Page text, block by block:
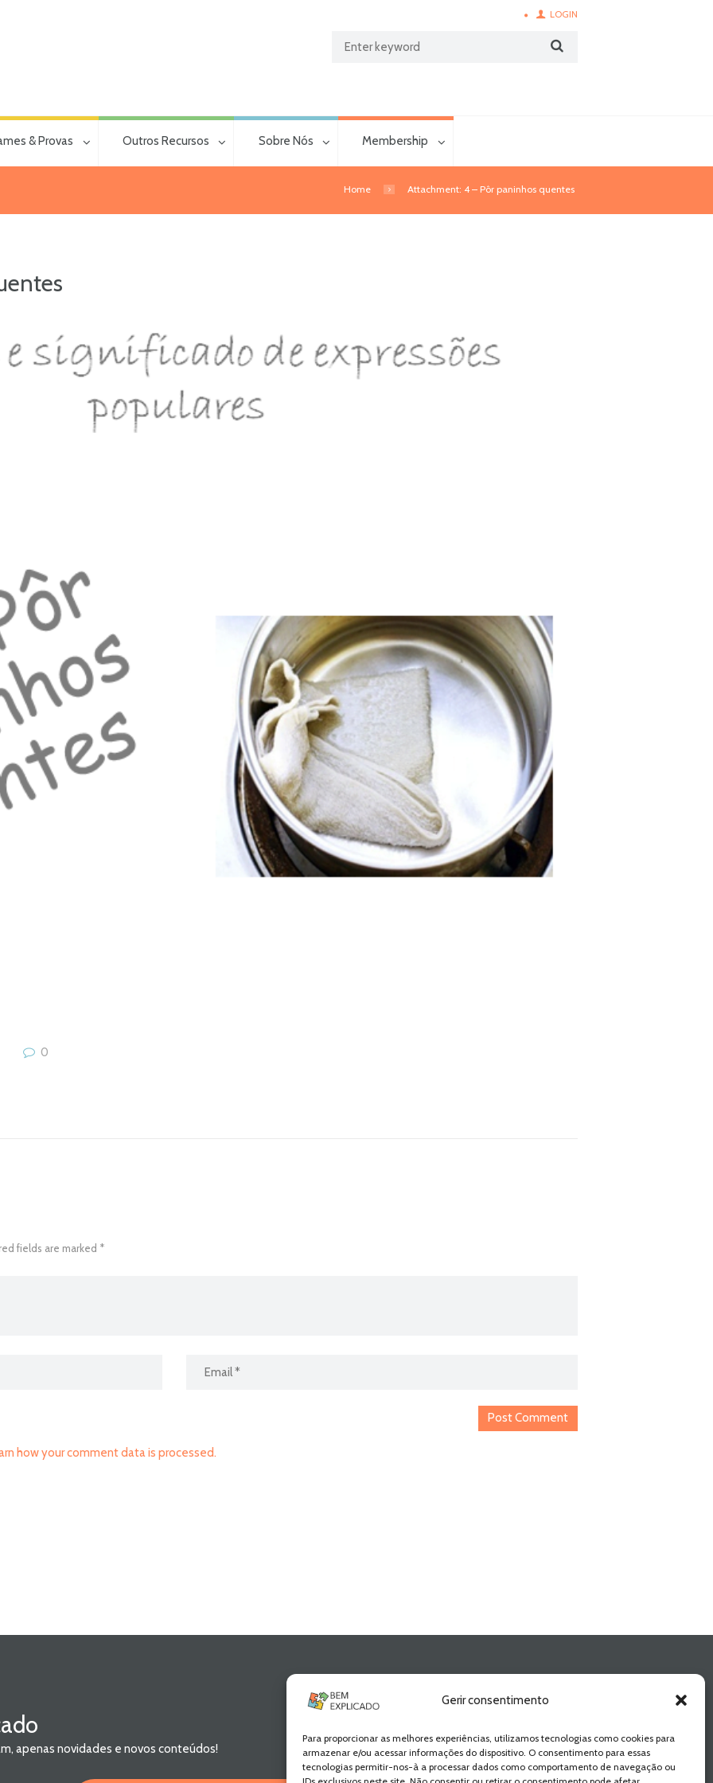
Gerir consentimento
Para proporcionar as melhores experiências, utilizamos tecnologias como cookies para
armazenar e/ou acessar informações do dispositivo. O consentimento para essas
tecnologias permitir-nos-à a processar dados como comportamento de navegação ou
LOGIN
& Provas Outros Recursos Sobre Nós Membership
Home Attachment: 4 – Pôr paninhos quentes
0
fields are marked *
how your comment data is processed.
apenas novidades e novos conteúdos!